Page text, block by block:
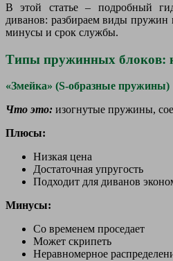
В этой статье – подробный
диванов: разбираем виды
минусы и срок службы.
Типы пружинных блоков:
«Змейка» (S-образные пружины)
Что это: изогнутые пружины,
Плюсы:
Низкая цена
Достаточная упругость
Подходит для диванов
Минусы:
Со временем проседает
Может скрипеть
Неравномерное